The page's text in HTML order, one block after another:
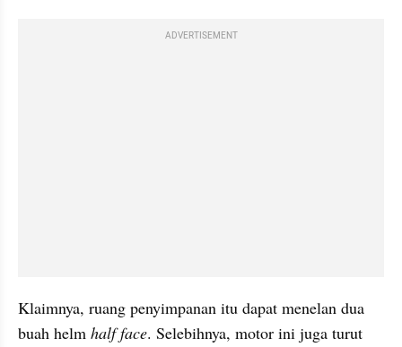
ADVERTISEMENT
Klaimnya, ruang penyimpanan itu dapat menelan dua
buah helm half face. Selebihnya, motor ini juga turut